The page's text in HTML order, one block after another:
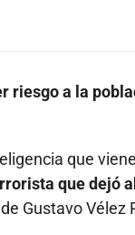
riesgo a la
que
que dejó
Gustavo Vélez